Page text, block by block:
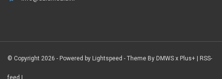
© Copyright 2026 - Powered by Lightspeed - Theme By DMWS x Plus+ | RSS-
feed |